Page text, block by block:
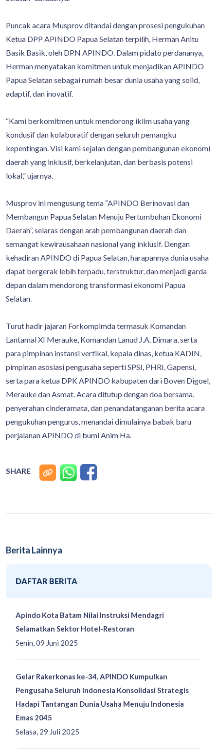
Puncak acara Musprov ditandai dengan prosesi pengukuhan
Ketua DPP APINDO Papua Selatan terpilih, Herman Anitu
Basik Basik, oleh DPN APINDO. Dalam pidato perdananya,
Herman menyatakan komitmen untuk menjadikan APINDO
Papua Selatan sebagai rumah besar dunia usaha yang solid,
adaptif, dan inovatif.
“Kami berkomitmen untuk mendorong iklim usaha yang
kondusif dan kolaboratif dengan seluruh pemangku
kepentingan. Visi kami sejalan dengan pembangunan ekonomi
daerah yang inklusif, berkelanjutan, dan berbasis potensi
lokal,” ujarnya.
Musprov ini mengusung tema “APINDO Berinovasi dan
Membangun Papua Selatan Menuju Pertumbuhan Ekonomi
Daerah”, selaras dengan arah pembangunan daerah dan
semangat kewirausahaan nasional yang inklusif. Dengan
kehadiran APINDO di Papua Selatan, harapannya dunia usaha
dapat bergerak lebih terpadu, terstruktur, dan menjadi garda
depan dalam mendorong transformasi ekonomi Papua
Selatan.
Turut hadir jajaran Forkompimda termasuk Komandan
Lantamal XI Merauke, Komandan Lanud J.A. Dimara, serta
para pimpinan instansi vertikal, kepala dinas, ketua KADIN,
pimpinan asosiasi pengusaha seperti SPSI, PHRI, Gapensi,
serta para ketua DPK APINDO kabupaten dari Boven Digoel,
Merauke dan Asmat. Acara ditutup dengan doa bersama,
penyerahan cinderamata, dan penandatanganan berita acara
pengukuhan pengurus, menandai dimulainya babak baru
perjalanan APINDO di bumi Anim Ha.
SHARE
Berita Lainnya
DAFTAR BERITA
Senin, 09 Juni 2025
Apindo Kota Batam Nilai Instruksi Mendagri
Selamatkan Sektor Hotel-Restoran
Selasa, 29 Juli 2025
Gelar Rakerkonas ke-34, APINDO Kumpulkan
Pengusaha Seluruh Indonesia Konsolidasi Strategis
Hadapi Tantangan Dunia Usaha Menuju Indonesia
Emas 2045